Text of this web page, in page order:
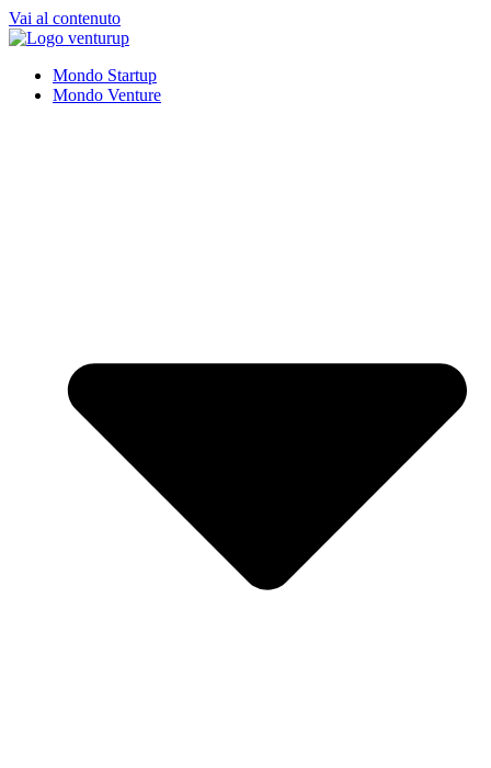
Vai al contenuto
Mondo Startup
Mondo Venture